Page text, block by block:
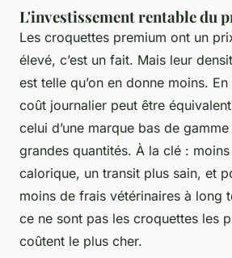
L'investissement rentable du
Les croquettes premium ont un
élevé, c’est un fait. Mais leur
est telle qu’on en donne moins.
coût journalier peut être
celui d’une marque bas de
grandes quantités. À la clé :
calorique, un transit plus sain, et
moins de frais vétérinaires à long
ce ne sont pas les croquettes les
coûtent le plus cher.